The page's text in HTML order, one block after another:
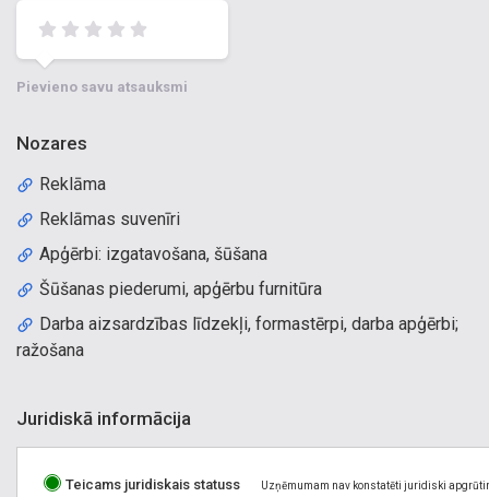
Pievieno savu atsauksmi
Nozares
Reklāma
Reklāmas suvenīri
Apģērbi: izgatavošana, šūšana
Šūšanas piederumi, apģērbu furnitūra
Darba aizsardzības līdzekļi, formastērpi, darba apģērbi;
ražošana
Juridiskā informācija
Teicams juridiskais statuss Uzņēmumam nav konstatēti juridiski